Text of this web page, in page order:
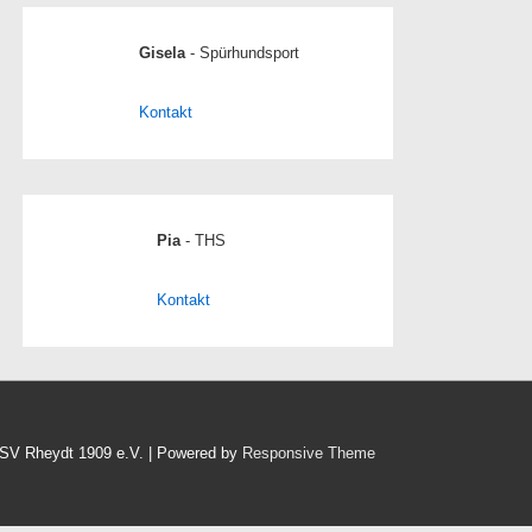
Gisela- Spürhundsport
Kontakt
Pia- THS
Kontakt
Rheydt 1909 e.V. | Powered by Responsive Theme